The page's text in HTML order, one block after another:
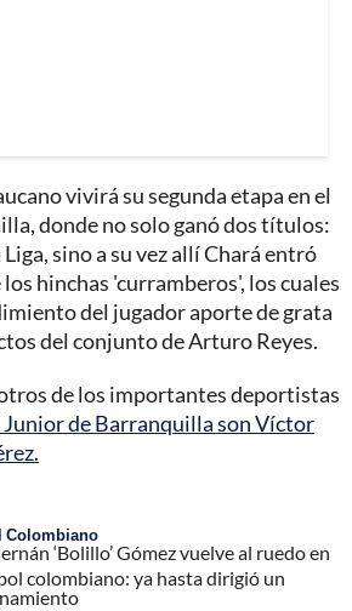
vivirá su segunda etapa en el
donde no solo ganó dos títulos:
sino a su vez allí Chará entró
hinchas 'curramberos', los cuales
del jugador aporte de grata
del conjunto de Arturo Reyes.
de los importantes deportistas
Junior de Barranquilla son Víctor
Colombiano
‘Bolillo’ Gómez vuelve al ruedo en
colombiano: ya hasta dirigió un